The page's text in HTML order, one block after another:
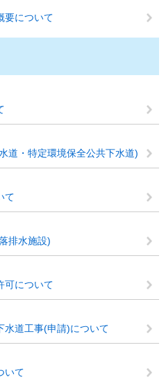
要について
道・特定環境保全公共下水道)
て
排水施設)
可について
水道工事(申請)について
いて